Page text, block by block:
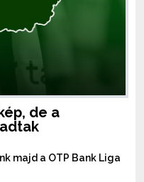
de a
majd a OTP Bank Liga